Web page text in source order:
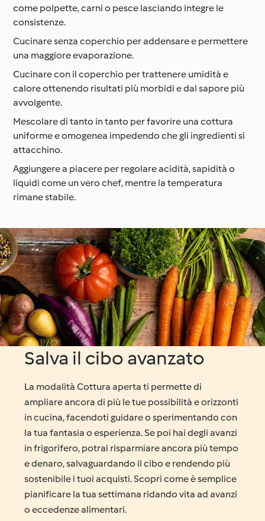
come polpette, carni o pesce lasciando integre le
consistenze.
Cucinare senza coperchio per addensare e permettere
una maggiore evaporazione.
Cucinare con il coperchio per trattenere umidità e
calore ottenendo risultati più morbidi e dal sapore più
avvolgente.
Mescolare di tanto in tanto per favorire una cottura
uniforme e omogenea impedendo che gli ingredienti si
attacchino.
Aggiungere a piacere per regolare acidità, sapidità o
liquidi come un vero chef, mentre la temperatura
rimane stabile.
Salva il cibo avanzato
La modalità Cottura aperta ti permette di
ampliare ancora di più le tue possibilità e orizzonti
in cucina, facendoti guidare o sperimentando con
la tua fantasia o esperienza. Se poi hai degli avanzi
in frigorifero, potrai risparmiare ancora più tempo
e denaro, salvaguardando il cibo e rendendo più
sostenibile i tuoi acquisti. Scopri come è semplice
pianificare la tua settimana ridando vita ad avanzi
o eccedenze alimentari.